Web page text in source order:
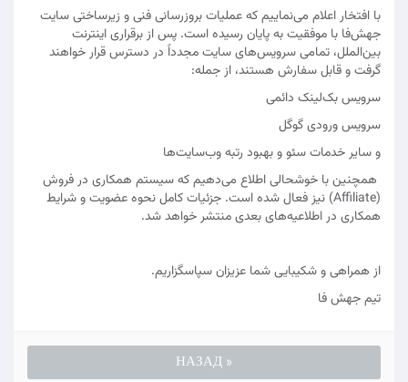
با افتخار اعلام می‌نماییم که عملیات بروزرسانی فنی و زیرساختی سایت
جهش‌فا با موفقیت به پایان رسیده است. پس از برقراری اینترنت
بین‌الملل، تمامی سرویس‌های سایت مجدداً در دسترس قرار خواهند
گرفت و قابل سفارش هستند، از جمله:
سرویس بک‌لینک دائمی
سرویس ورودی گوگل
و سایر خدمات سئو و بهبود رتبه وب‌سایت‌ها
همچنین با خوشحالی اطلاع می‌دهیم که سیستم همکاری در فروش
(Affiliate) نیز فعال شده است. جزئیات کامل نحوه عضویت و شرایط
همکاری در اطلاعیه‌های بعدی منتشر خواهد شد.
از همراهی و شکیبایی شما عزیزان سپاسگزاریم.
تیم جهش‌ فا
« НАЗАД